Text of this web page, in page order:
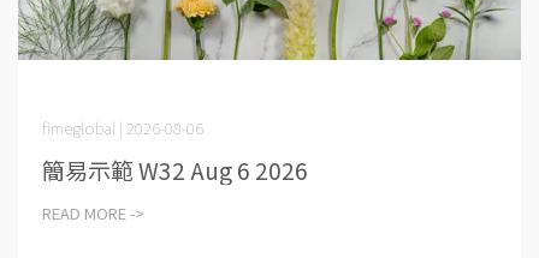
fimeglobal | 2026-08-06
簡易示範 W32 Aug 6 2026
READ MORE ->